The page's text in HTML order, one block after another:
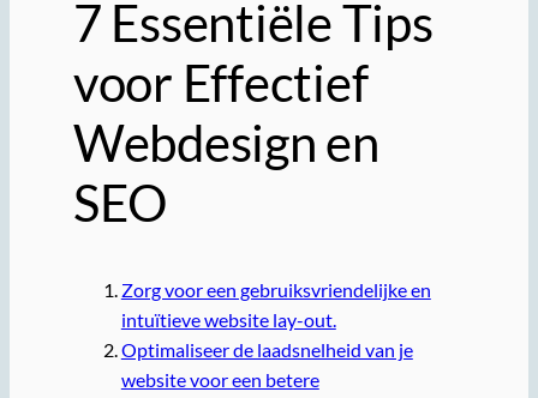
7 Essentiële Tips
voor Effectief
Webdesign en
SEO
Zorg voor een gebruiksvriendelijke en
intuïtieve website lay-out.
Optimaliseer de laadsnelheid van je
website voor een betere